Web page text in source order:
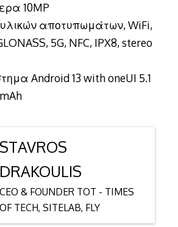
10MP
αποτυπωμάτων, WiFi,
5G, NFC, IPX8, stereo
Android 13 with oneUI 5.1
STAVROS
DRAKOULIS
CEO & FOUNDER TOT - TIMES
OF TECH, SITELAB, FLY